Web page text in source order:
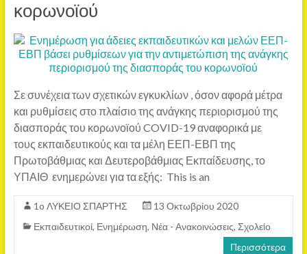
κορωνοϊού
Σε συνέχεια των σχετικών εγκυκλίων , όσον αφορά μέτρα
και ρυθμίσεις στο πλαίσιο της ανάγκης περιορισμού της
διασποράς του κορωνοϊού COVID-19 αναφορικά με
τους εκπαιδευτικούς και τα μέλη ΕΕΠ-ΕΒΠ της
Πρωτοβάθμιας και Δευτεροβάθμιας Εκπαίδευσης, το
ΥΠΑΙΘ ενημερώνει για τα εξής: This is an
1o ΛΥΚΕΙΟ ΣΠΑΡΤΗΣ
13 Οκτωβρίου 2020
Εκπαιδευτικοί, Ενημέρωση, Νέα - Ανακοινώσεις, Σχολείο
Περισσότερα